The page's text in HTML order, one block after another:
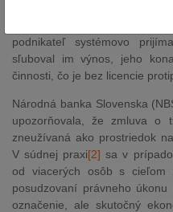
narážalo na právne predpisy
podnikateľ systémovo
sľuboval im výnos, jeho
činnosti, čo je bez licencie
Národná banka Slovenska
upozorňovala, že zmluva o
zneužívaná ako prostriedok
V súdnej praxi[2] sa v
od viacerých osôb s cieľom
posudzovaní právneho
označenie, ale skutočný